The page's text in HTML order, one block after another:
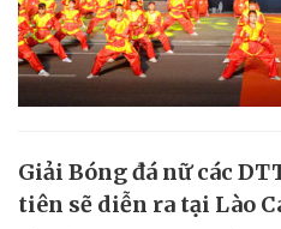
Giải Bóng đá nữ các
tiên sẽ diễn ra tại Lào